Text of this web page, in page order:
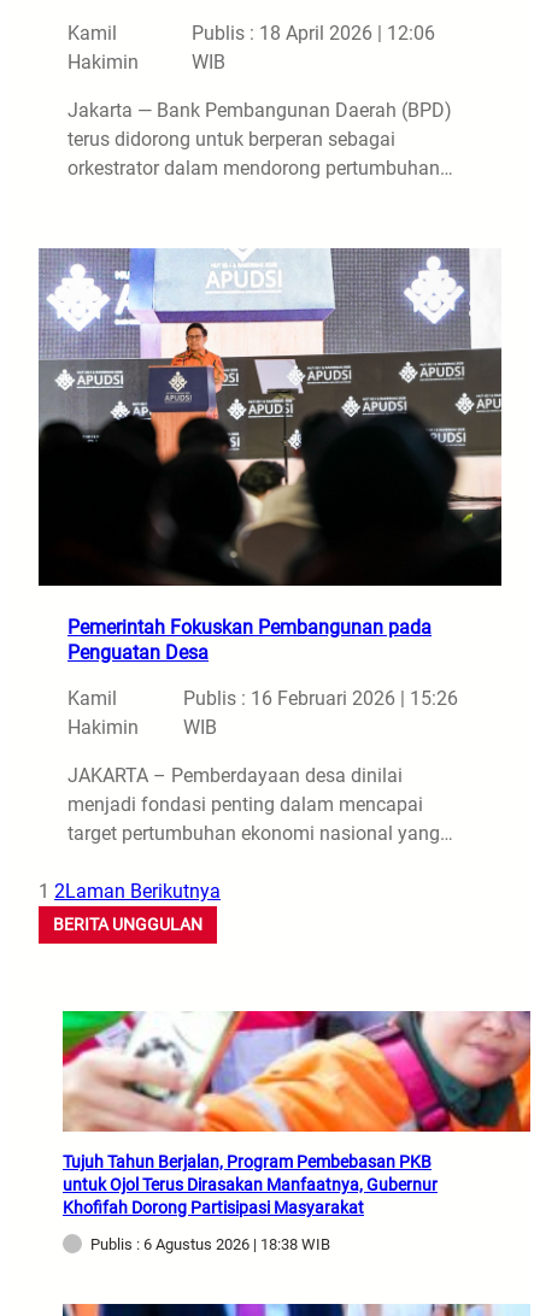
Kamil
Hakimin
Publis : 18 April 2026 | 12:06
WIB
Jakarta — Bank Pembangunan Daerah (BPD)
terus didorong untuk berperan sebagai
orkestrator dalam mendorong pertumbuhan…
Pemerintah Fokuskan Pembangunan pada
Penguatan Desa
Kamil
Hakimin
Publis : 16 Februari 2026 | 15:26
WIB
JAKARTA – Pemberdayaan desa dinilai
menjadi fondasi penting dalam mencapai
target pertumbuhan ekonomi nasional yang…
1 2Laman Berikutnya
BERITA UNGGULAN
Tujuh Tahun Berjalan, Program Pembebasan PKB
untuk Ojol Terus Dirasakan Manfaatnya, Gubernur
Khofifah Dorong Partisipasi Masyarakat
Publis : 6 Agustus 2026 | 18:38 WIB